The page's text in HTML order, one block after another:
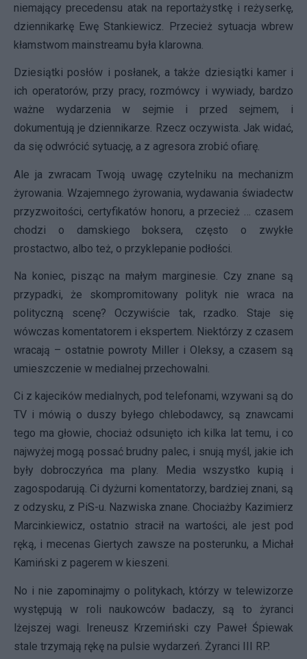
niemający precedensu atak na reportażystkę i reżyserkę,
dziennikarkę Ewę Stankiewicz. Przecież sytuacja wbrew
kłamstwom mainstreamu była klarowna.
Dziesiątki posłów i posłanek, a także dziesiątki kamer i
ich operatorów, przy pracy, rozmówcy i wywiady, bardzo
ważne wydarzenia w sejmie i przed sejmem, i
dokumentują je dziennikarze. Rzecz oczywista. Jak widać,
da się odwrócić sytuację, a z agresora zrobić ofiarę.
Ale ja zwracam Twoją uwagę czytelniku na mechanizm
żyrowania. Wzajemnego żyrowania, wydawania świadectw
przyzwoitości, certyfikatów honoru, a przecież … czasem
chodzi o damskiego boksera, często o zwykłe
prostactwo, albo też, o przyklepanie podłości.
Na koniec, pisząc na małym marginesie. Czy znane są
przypadki, że skompromitowany polityk nie wraca na
polityczną scenę? Oczywiście tak, rzadko. Staje się
wówczas komentatorem i ekspertem. Niektórzy z czasem
wracają – ostatnie powroty Miller i Oleksy, a czasem są
umieszczenie w medialnej przechowalni.
Ci z kajecików medialnych, pod telefonami, wzywani są do
TV i mówią o duszy byłego chlebodawcy, są znawcami
tego ma głowie, chociaż odsunięto ich kilka lat temu, i co
najwyżej mogą possać brudny palec, i snują myśl, jakie ich
były dobroczyńca ma plany. Media wszystko kupią i
zagospodarują. Ci dyżurni komentatorzy, bardziej znani, są
z odzysku, z PiS-u. Nazwiska znane. Chociażby Kazimierz
Marcinkiewicz, ostatnio stracił na wartości, ale jest pod
ręką, i mecenas Giertych zawsze na posterunku, a Michał
Kamiński z pagerem w kieszeni.
No i nie zapominajmy o politykach, którzy w telewizorze
występują w roli naukowców badaczy, są to żyranci
lżejszej wagi. Ireneusz Krzemiński czy Paweł Śpiewak
stale trzymają rękę na pulsie wydarzeń. Żyranci III RP.